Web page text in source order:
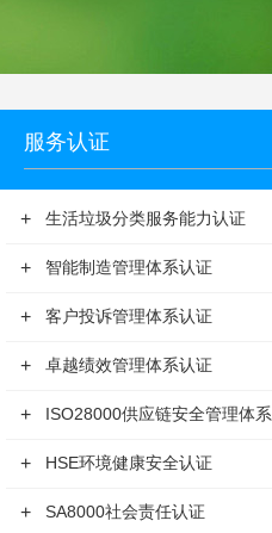
服务认证
+ 生活垃圾分类服务能力认证
+ 智能制造管理体系认证
+ 客户投诉管理体系认证
+ 卓越绩效管理体系认证
+ ISO28000供应链安全管理体系
+ HSE环境健康安全认证
+ SA8000社会责任认证